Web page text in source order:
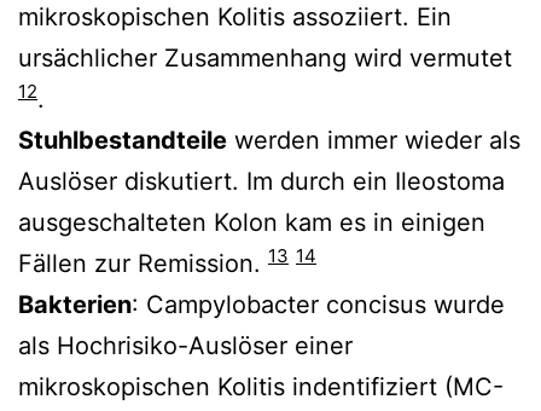
mikroskopischen Kolitis assoziiert. Ein
ursächlicher Zusammenhang wird vermutet
12.
Stuhlbestandteile werden immer wieder als
Auslöser diskutiert. Im durch ein Ileostoma
ausgeschalteten Kolon kam es in einigen
Fällen zur Remission. 13 14
Bakterien: Campylobacter concisus wurde
als Hochrisiko-Auslöser einer
mikroskopischen Kolitis indentifiziert (MC-